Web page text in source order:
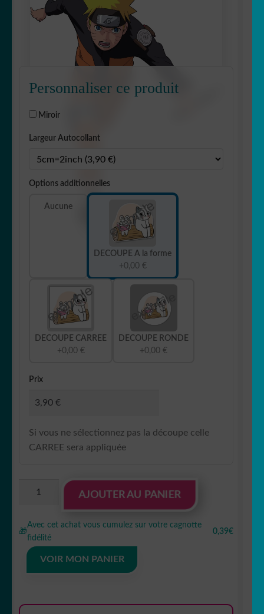
Personnaliser ce produit
Miroir
Largeur Autocollant
Options additionnelles
Aucune
DECOUPE A la forme
+0,00 €
DECOUPE CARREE
+0,00 €
DECOUPE RONDE
+0,00 €
Prix
Si vous ne sélectionnez pas la découpe celle
CARREE sera appliquée
Autocollant
naruto
manga
imprimé
AJOUTER AU PANIER
🎁
Avec cet achat vous cumulez sur votre cagnotte
fidélité
0,39€
VOIR MON PANIER